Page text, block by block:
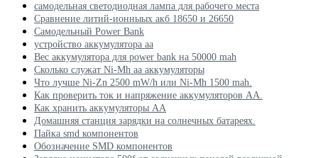
самодельная светодиодная лампа для рабочего места
Сравнение литий-ионныых акб 18650 и 26650
Самодельный Power Bank
устройство аккумулятора аа
Вес аккумулятора для power bank на 50000 mah
Сколько служат Ni-Mh aa аккумуляторы
Что лучше Ni-Zn 2500 mW/h или Ni-Mh 1500 mah.
Как проверить ток и напряжение аккумуляторов АА.
Как хранить аккумуляторы АА
Домашняя станция зарядки на солнечных батареях.
Пайка smd компонентов
Обозначение SMD компонентов